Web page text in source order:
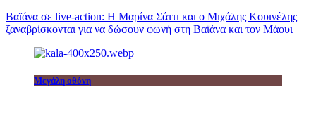
Βαϊάνα σε live-action: Η Μαρίνα Σάττι και ο Μιχάλης Κουινέλης
ξαναβρίσκονται για να δώσουν φωνή στη Βαϊάνα και τον Μάουι
Μεγάλη οθόνη